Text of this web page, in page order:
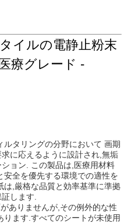
イルの電静止粉末
療グレード -
タリングの分野において 画期
に応えるように設計され,無垢
ョン. この製品は,医療用材料
安全を優先する環境での適性を
,厳格な品質と効率基準に準拠
します.
ありませんが,その例外的な性
ます.すべてのシートが未使用